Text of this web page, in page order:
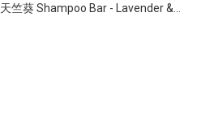
天竺葵 Shampoo Bar - Lavender &